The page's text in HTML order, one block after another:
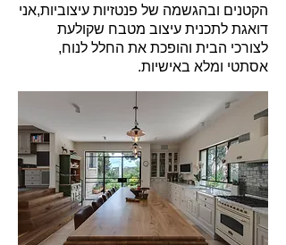
הקטנים ובהגשמה של פנטזיות עיצוביות,אני
דואגת לתכנית עיצוב מטבח שקולעת
לצורכי הבית והופכת את החלל לנוח,
אסתטי ומלא באישיות.